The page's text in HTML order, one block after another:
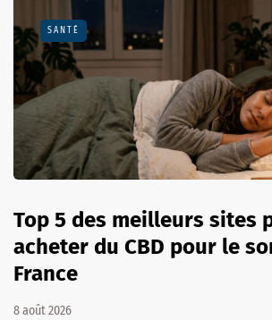
SANTÉ
Top 5 des meilleurs sites
acheter du CBD pour le
France
8 août 2026